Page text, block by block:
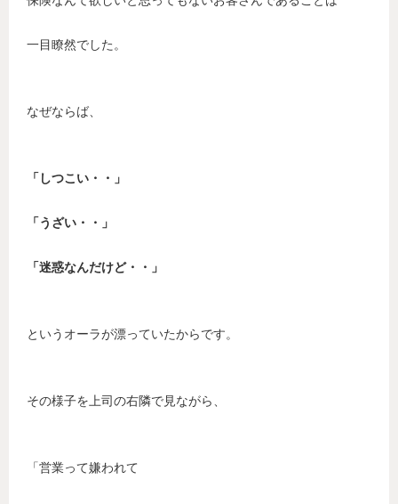
一目瞭然でした。
なぜならば、
「しつこい・・」
「うざい・・」
「迷惑なんだけど・・」
というオーラが漂っていたからです。
その様子を上司の右隣で見ながら、
「営業って嫌われて